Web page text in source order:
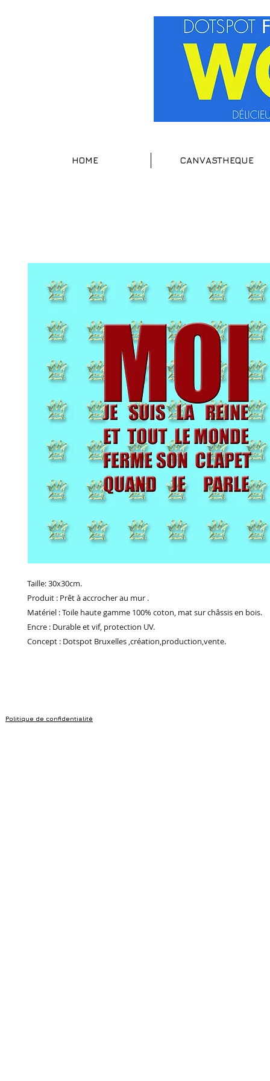
HOME CANVASTHEQUE
Taille: 30x30cm.
Produit : Prêt à accrocher au mur .
Matériel : Toile haute gamme 100% coton, mat sur châssis en bois.
Encre : Durable et vif, protection UV.
Concept : Dotspot Bruxelles ,création,production,vente.
Politique de confidentialité